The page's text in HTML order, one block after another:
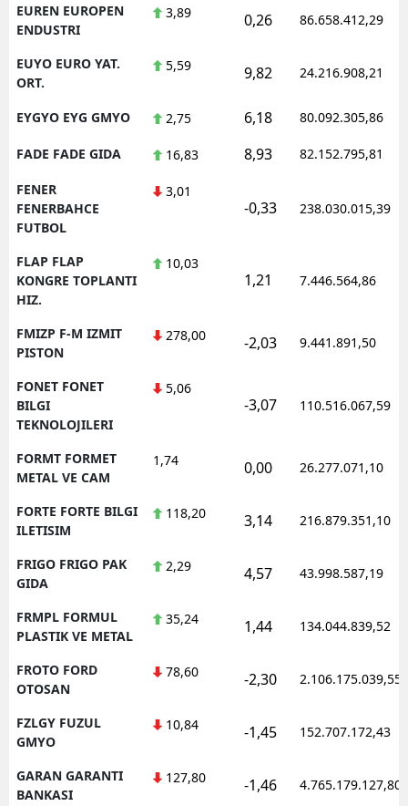
EUREN EUROPEN
ENDUSTRI
3,89 0,26 86.658.412,29
EUYO EURO YAT.
ORT.
5,59 9,82 24.216.908,21
EYGYO EYG GMYO 2,75 6,18 80.092.305,86
FADE FADE GIDA 16,83 8,93 82.152.795,81
FENER
FENERBAHCE
FUTBOL
3,01
-0,33 238.030.015,39
FLAP FLAP
KONGRE TOPLANTI
HIZ.
10,03
1,21 7.446.564,86
FMIZP F-M IZMIT
PISTON
278,00 -2,03 9.441.891,50
FONET FONET
BILGI
TEKNOLOJILERI
5,06
-3,07 110.516.067,59
FORMT FORMET
METAL VE CAM
1,74 0,00 26.277.071,10
FORTE FORTE BILGI
ILETISIM
118,20 3,14 216.879.351,10
FRIGO FRIGO PAK
GIDA
2,29 4,57 43.998.587,19
FRMPL FORMUL
PLASTIK VE METAL
35,24 1,44 134.044.839,52
FROTO FORD
OTOSAN
78,60 -2,30 2.106.175.039,55
FZLGY FUZUL
GMYO
10,84 -1,45 152.707.172,43
GARAN GARANTI
BANKASI
127,80 -1,46 4.765.179.127,80